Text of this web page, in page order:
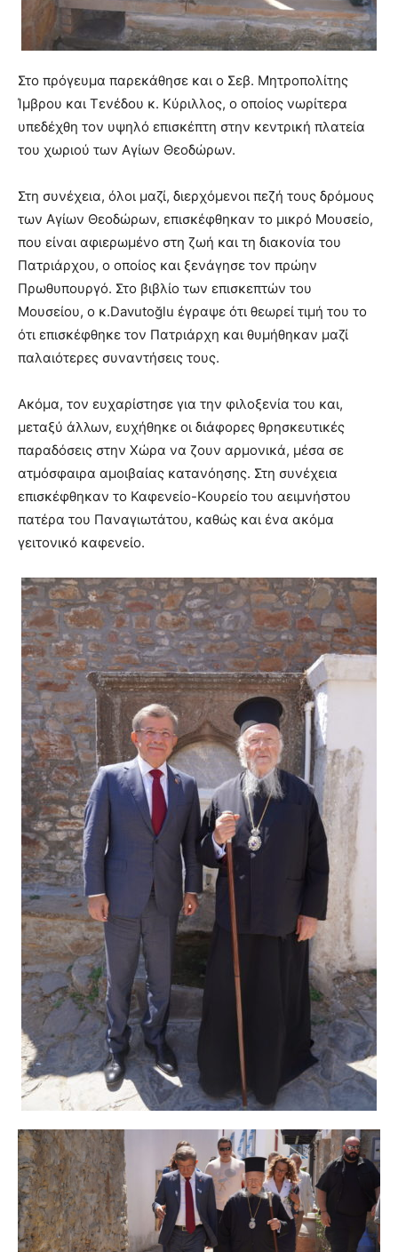
Στο πρόγευμα παρεκάθησε και ο Σεβ. Μητροπολίτης
Ίμβρου και Τενέδου κ. Κύριλλος, ο οποίος νωρίτερα
υπεδέχθη τον υψηλό επισκέπτη στην κεντρική πλατεία
του χωριού των Αγίων Θεοδώρων.
Στη συνέχεια, όλοι μαζί, διερχόμενοι πεζή τους δρόμους
των Αγίων Θεοδώρων, επισκέφθηκαν το μικρό Μουσείο,
που είναι αφιερωμένο στη ζωή και τη διακονία του
Πατριάρχου, ο οποίος και ξενάγησε τον πρώην
Πρωθυπουργό. Στο βιβλίο των επισκεπτών του
Μουσείου, ο κ.Davutoğlu έγραψε ότι θεωρεί τιμή του το
ότι επισκέφθηκε τον Πατριάρχη και θυμήθηκαν μαζί
παλαιότερες συναντήσεις τους.
Ακόμα, τον ευχαρίστησε για την φιλοξενία του και,
μεταξύ άλλων, ευχήθηκε οι διάφορες θρησκευτικές
παραδόσεις στην Χώρα να ζουν αρμονικά, μέσα σε
ατμόσφαιρα αμοιβαίας κατανόησης. Στη συνέχεια
επισκέφθηκαν το Καφενείο-Κουρείο του αειμνήστου
πατέρα του Παναγιωτάτου, καθώς και ένα ακόμα
γειτονικό καφενείο.